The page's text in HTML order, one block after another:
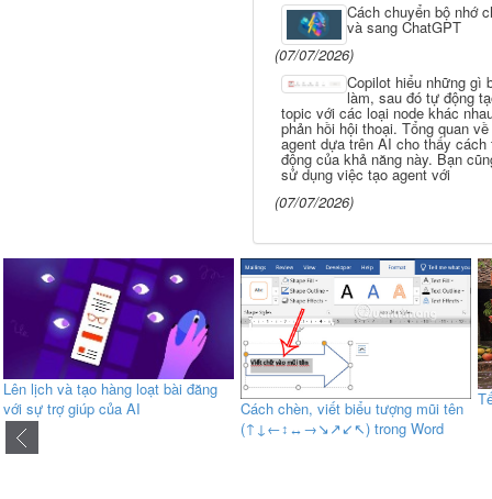
Cách chuyển bộ nhớ
và sang ChatGPT
(07/07/2026)
Copilot hiểu những gì
làm, sau đó tự động
topic với các loại node khác
phản hồi hội thoại. Tổng quan
agent dựa trên AI cho thấy cách
động của khả năng này. Bạn
sử dụng việc tạo agent với
(07/07/2026)
Lên lịch và tạo hàng loạt bài đăng
với sự trợ giúp của AI
Cách chèn, viết biểu tượng mũi tên
(↑↓←↕↔→↘↗↙↖) trong Word